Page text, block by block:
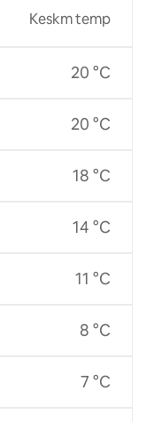
Keskm temp
20 °C
20 °C
18 °C
14 °C
11 °C
8 °C
7 °C